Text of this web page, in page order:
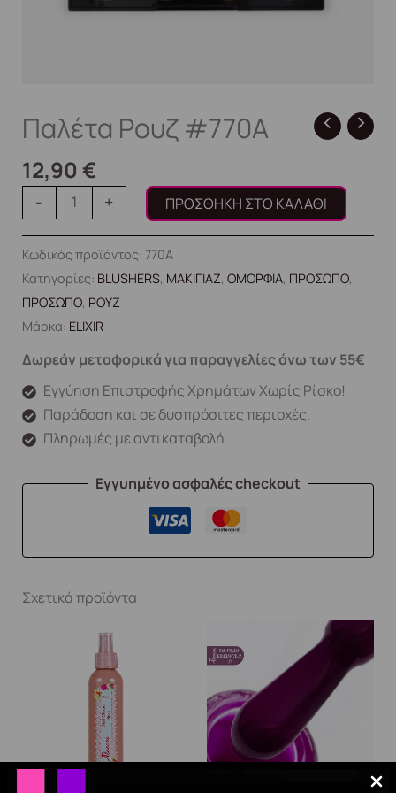
Παλέτα Ρουζ #770A
12,90 €
- + ΠΡΟΣΘΉΚΗ ΣΤΟ ΚΑΛΆΘΙ
Κωδικός προϊόντος: 770A
Κατηγορίες: BLUSHERS, ΜΑΚΙΓΙΑΖ, ΟΜΟΡΦΙΑ, ΠΡΟΣΩΠΟ,
ΠΡΟΣΩΠΟ, ΡΟΥΖ
Μάρκα: ELIXIR
Δωρεάν μεταφορικά για παραγγελίες άνω των 55€
Εγγύηση Επιστροφής Χρημάτων Χωρίς Ρίσκο!
Παράδοση και σε δυσπρόσιτες περιοχές.
Πληρωμές με αντικαταβολή
Εγγυημένο ασφαλές checkout
Σχετικά προϊόντα